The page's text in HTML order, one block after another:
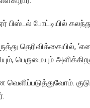
போட்டியில்
தெரிவிக்கையில்,
பெருமையும்